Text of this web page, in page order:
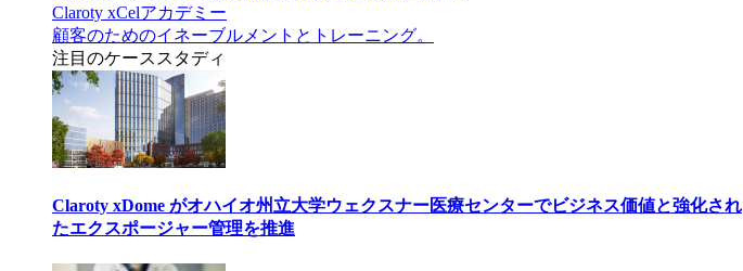
Claroty xCelアカデミー
顧客のためのイネーブルメントとトレーニング。
注目のケーススタディ
Claroty xDome がオハイオ州立大学ウェクスナー医療センターでビジネス価値と強化され
たエクスポージャー管理を推進